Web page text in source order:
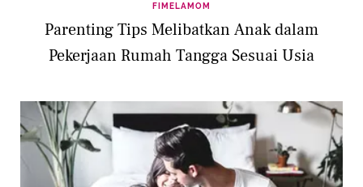
FIMELAMOM
Parenting Tips Melibatkan Anak dalam
Pekerjaan Rumah Tangga Sesuai Usia